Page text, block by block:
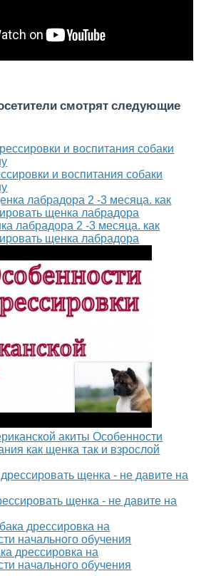
смотрят следующие
и воспитания собаки
лабрадора 2 -3 месяца. как
щенка лабрадора
акиты Особенности
как щенка так и взрослой
щенка - не давите на
дрессировка на
начального обучения